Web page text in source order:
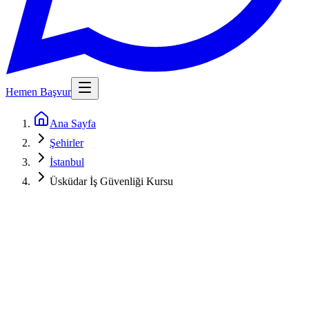
Hemen Başvur
Ana Sayfa
Şehirler
İstanbul
Üsküdar İş Güvenliği Kursu